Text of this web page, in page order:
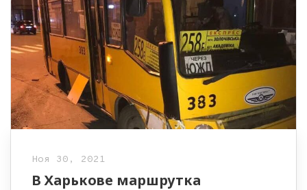
Ноя 30, 2021
В Харькове маршрутка